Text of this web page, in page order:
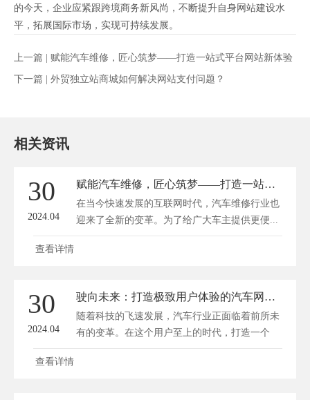
的今天，企业应紧跟跨境商务新风尚，不断提升自身网站建设水
平，拓展国际市场，实现可持续发展。
上一篇 | 赋能汽车维修，匠心筑梦——打造一站式平台网站新体验
下一篇 | 外贸独立站商城如何解决网站支付问题？
相关资讯
30
2024.04
赋能汽车维修，匠心筑梦——打造一站式平台网站新体验
在当今快速发展的互联网时代，汽车维修行业也
迎来了全新的变革。为了给广大车主提供更便...
查看详情
30
2024.04
驶向未来：打造极致用户体验的汽车网站建设秘籍
随着科技的飞速发展，汽车行业正面临着前所未
有的变革。在这个用户至上的时代，打造一个
极...
查看详情